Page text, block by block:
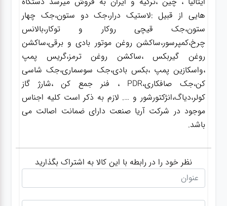
هایی از قبیل :لاستیک درار،جک دو ستون،جک چهار
ستون،جک قیچی روکار و توکار،بالانس
چرخ،کمپرسور،ساکشن روغن موتور بادی و برقی،ساکشن
روغن گیربکس ،ساکشن روغن ترمز،گریس پمپ
،واسکازین پمپ ،بکس بادی،جک سوسماری،جک شاسی
کن،جک صافکاری،PDR ، فنر جمع کن ،شارژ گاز
کولر،دیاگ،انژکتورشور و …. لازم به ذکر است کلیه اجناس
موجود در شرکت آریا صنعت دارای ضمانت اصالت می
باشد.
نظر خود را در رابطه با این کالا به اشتراک بگذارید